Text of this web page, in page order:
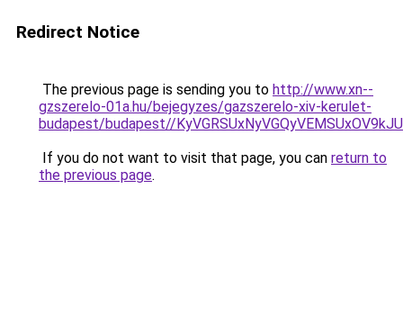
Redirect Notice
The previous page is sending you to http://www.xn--
gzszerelo-01a.hu/bejegyzes/gazszerelo-xiv-kerulet-
budapest/budapest//
If you do not want to visit that page, you can return to
the previous page.